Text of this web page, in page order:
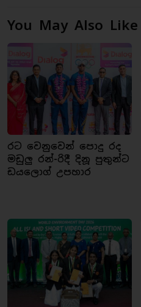
You May Also Like
රට වෙනුවෙන් පොදු රද
මඩුලු රන්-රිදී දිනූ පුතුන්ට
ඩයලොග් උපහාර